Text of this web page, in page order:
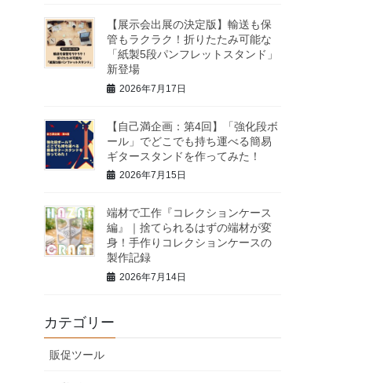
【展示会出展の決定版】輸送も保
管もラクラク！折りたたみ可能な
「紙製5段パンフレットスタンド」
新登場
2026年7月17日
【自己満企画：第4回】「強化段ボ
ール」でどこでも持ち運べる簡易
ギタースタンドを作ってみた！
2026年7月15日
端材で工作『コレクションケース
編』｜捨てられるはずの端材が変
身！手作りコレクションケースの
製作記録
2026年7月14日
カテゴリー
販促ツール